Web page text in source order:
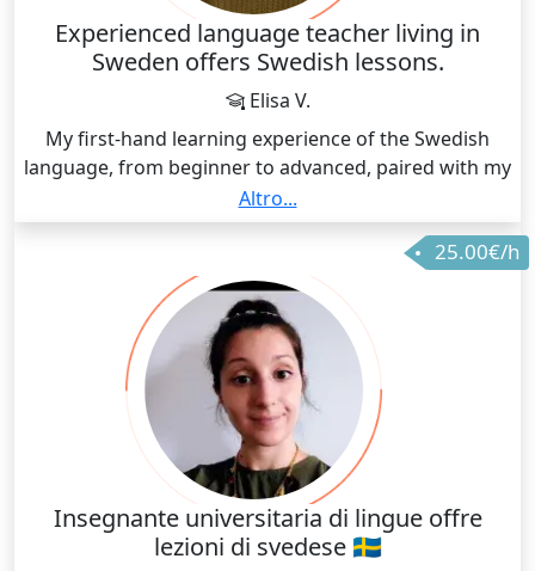
Experienced language teacher living in
Sweden offers Swedish lessons.
Elisa V.
My first-hand learning experience of the Swedish
language, from beginner to advanced, paired with my
9 years pedagogical practice in language teaching
within and outside of academia, qualify me to offer
rewarding lessons in Swedish with a focus on any
aspect(s) the class participant would like to explore —
grammar, conversation, listening, reading and
culture, among others.
Altro...
25.00€/h
Insegnante universitaria di lingue offre
lezioni di svedese 🇸🇪